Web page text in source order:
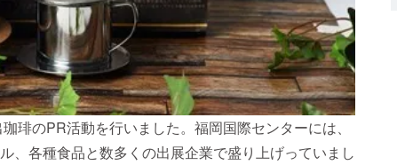
琲のPR活動を行いました。福岡国際センターには、
、各種食品と数多くの出展企業で盛り上げっていまし